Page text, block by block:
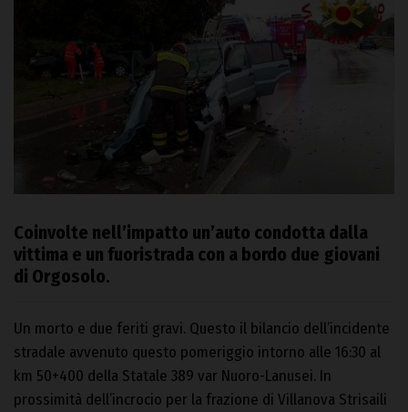
Coinvolte nell’impatto un’auto condotta dalla
vittima e un fuoristrada con a bordo due giovani
di Orgosolo.
Un morto e due feriti gravi. Questo il bilancio dell’incidente
stradale avvenuto questo pomeriggio intorno alle 16:30 al
km 50+400 della Statale 389 var Nuoro-Lanusei. In
prossimità dell’incrocio per la frazione di Villanova Strisaili